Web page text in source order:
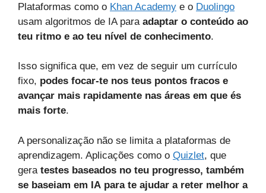
Plataformas como o Khan Academy e o Duolingo
usam algoritmos de IA para adaptar o conteúdo ao
teu ritmo e ao teu nível de conhecimento.
Isso significa que, em vez de seguir um currículo
fixo, podes focar-te nos teus pontos fracos e
avançar mais rapidamente nas áreas em que és
mais forte.
A personalização não se limita a plataformas de
aprendizagem. Aplicações como o Quizlet, que
gera testes baseados no teu progresso, também
se baseiam em IA para te ajudar a reter melhor a